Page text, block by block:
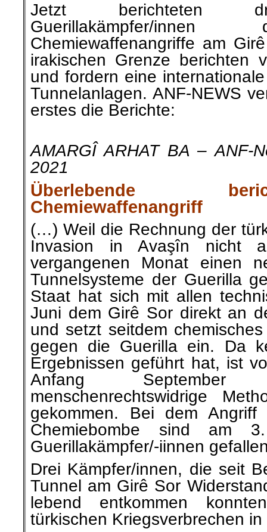
Jetzt berichteten d
Guerillakämpfer/
Chemiewaffenangriffe am
irakischen Grenze berichten
und fordern eine
Tunnelanlagen. ANF-NEWS
erstes die Berichte:
AMARGÎ ARHAT BA – ANF-
2021
Überlebende
Chemiewaffenangriff
(…) Weil die Rechnung der
Invasion in Avaşîn nicht
vergangenen Monat einen
Tunnelsysteme der Guerilla
Staat hat sich mit allen
Juni dem Girê Sor direkt an
und setzt seitdem
gegen die Guerilla ein. Da
Ergebnissen geführt hat, ist
Anfang
menschenrechtswidrige
gekommen. Bei dem
Chemiebombe sind am
Guerillakämpfer/-iinnen
Drei Kämpfer/innen, die seit
Tunnel am Girê Sor
lebend entkommen
türkischen Kriegsverbrechen